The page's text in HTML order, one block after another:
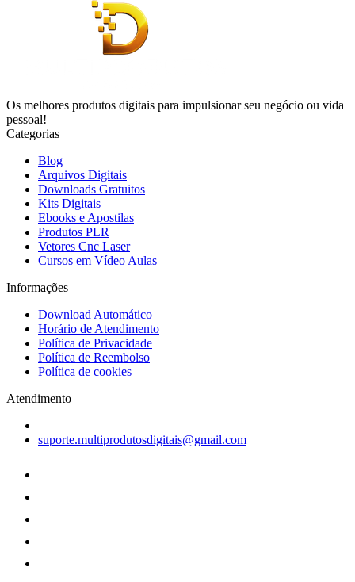
Os melhores produtos digitais para impulsionar seu negócio ou vida
pessoal!
Categorias
Blog
Arquivos Digitais
Downloads Gratuitos
Kits Digitais
Ebooks e Apostilas
Produtos PLR
Vetores Cnc Laser
Cursos em Vídeo Aulas
Informações
Download Automático
Horário de Atendimento
Política de Privacidade
Política de Reembolso
Política de cookies
Atendimento
suporte.multiprodutosdigitais@gmail.com